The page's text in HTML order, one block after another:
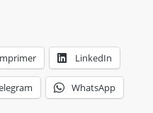
LinkedIn
WhatsApp